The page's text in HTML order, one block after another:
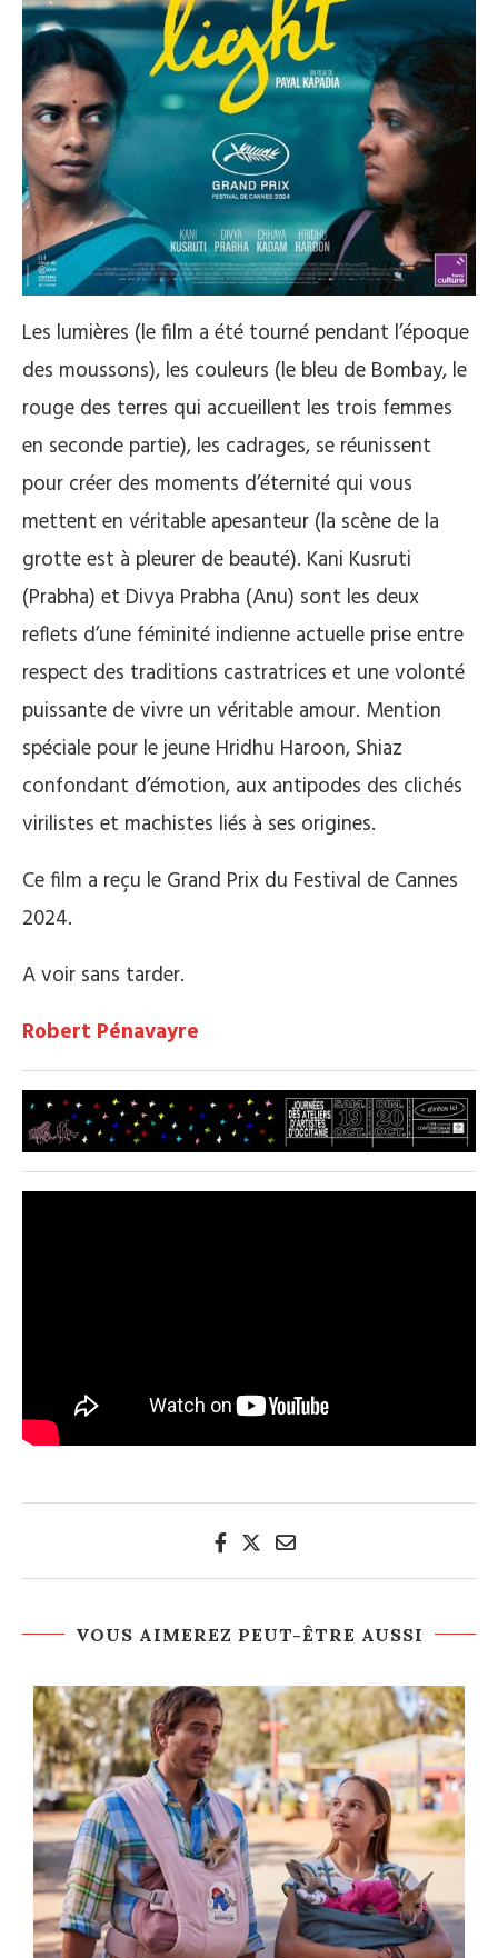
Les lumières (le film a été tourné pendant l’époque
des moussons), les couleurs (le bleu de Bombay, le
rouge des terres qui accueillent les trois femmes
en seconde partie), les cadrages, se réunissent
pour créer des moments d’éternité qui vous
mettent en véritable apesanteur (la scène de la
grotte est à pleurer de beauté). Kani Kusruti
(Prabha) et Divya Prabha (Anu) sont les deux
reflets d’une féminité indienne actuelle prise entre
respect des traditions castratrices et une volonté
puissante de vivre un véritable amour. Mention
spéciale pour le jeune Hridhu Haroon, Shiaz
confondant d’émotion, aux antipodes des clichés
virilistes et machistes liés à ses origines.
Ce film a reçu le Grand Prix du Festival de Cannes
2024.
A voir sans tarder.
Robert Pénavayre
VOUS AIMEREZ PEUT-ÊTRE AUSSI